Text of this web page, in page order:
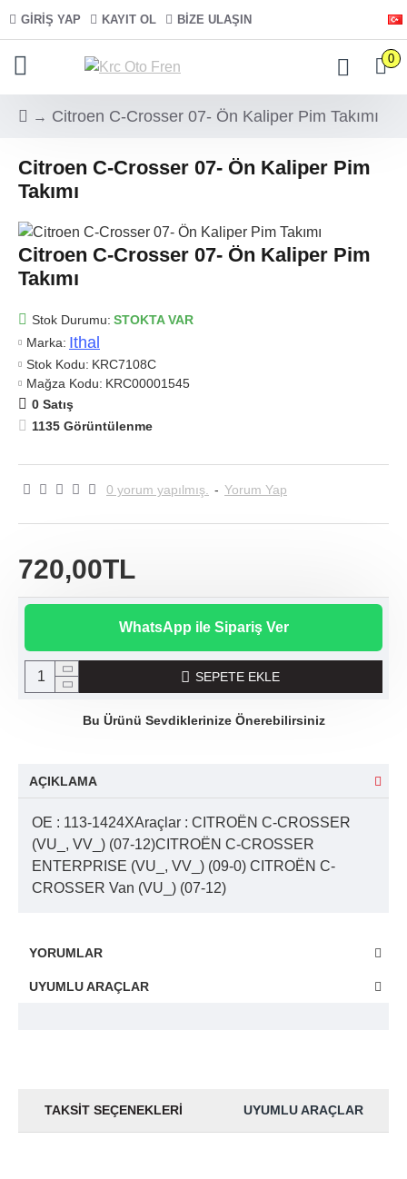
GIRIŞ YAP KAYIT OL BIZE ULAŞIN
0
Citroen C-Crosser 07- Ön Kaliper Pim Takımı
Citroen C-Crosser 07- Ön Kaliper Pim
Takımı
Citroen C-Crosser 07- Ön Kaliper Pim
Takımı
Stok Durumu: STOKTA VAR
Marka: Ithal
Stok Kodu: KRC7108C
Mağza Kodu: KRC00001545
0 Satış
1135 Görüntülenme
0 yorum yapılmış. - Yorum Yap
720,00TL
WhatsApp ile Sipariş Ver
SEPETE EKLE
Bu Ürünü Sevdiklerinize Önerebilirsiniz
AÇIKLAMA
OE : 113-1424XAraçlar : CITROËN C-CROSSER
(VU_, VV_) (07-12)CITROËN C-CROSSER
ENTERPRISE (VU_, VV_) (09-0) CITROËN C-
CROSSER Van (VU_) (07-12)
YORUMLAR
UYUMLU ARAÇLAR
TAKSIT SEÇENEKLERI UYUMLU ARAÇLAR